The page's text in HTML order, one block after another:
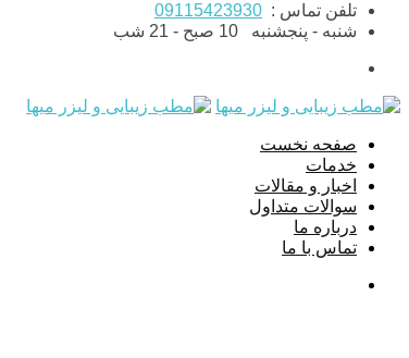
تلفن تماس : 09115423930
شنبه - پنجشنبه
صفحه نخست
خدمات
اخبار و مقالات
سوالات متداول
درباره ما
تماس با ما